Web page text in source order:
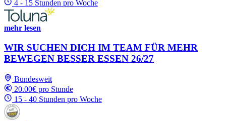
4 - 15 Stunden pro Woche
mehr lesen
WIR SUCHEN DICH IM TEAM FÜR MEHR
BEWEGEN BESSER ESSEN 26/27
Bundesweit
20.00€ pro Stunde
15 - 40 Stunden pro Woche